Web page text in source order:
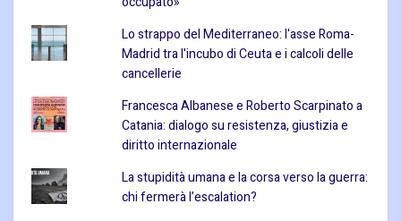
Lo strappo del Mediterraneo: l'asse Roma-
Madrid tra l'incubo di Ceuta e i calcoli delle
cancellerie
Francesca Albanese e Roberto Scarpinato a
Catania: dialogo su resistenza, giustizia e
diritto internazionale
La stupidità umana e la corsa verso la guerra:
chi fermerà l’escalation?